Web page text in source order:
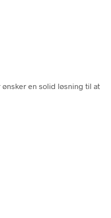
ønsker en solid løsning til at